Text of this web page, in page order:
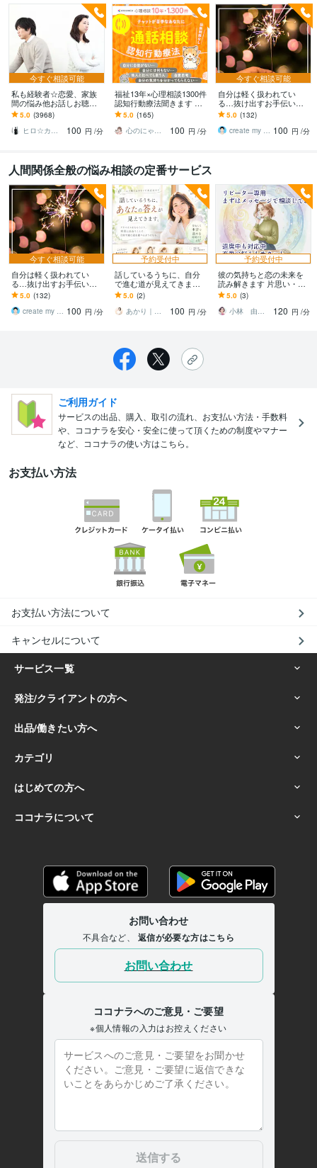
今すぐ相談可能
私も経験者☆恋愛、家族
間の悩み他お話しお聴き
します 心理カウンセラー
が恋愛・復縁・夫婦問題
等☆解決策を共有します
5.0 (3968)
ヒロ☆カウンセリング＆コンサルティング
100 円 /分
福祉13年×心理相談1300件
認知行動療法聞きます コ
コナラ10年1300件で人間
関係の悩みに寄り添いア
ドバイス
5.0 (165)
心のにゃん友 ゆかこ【うつ・復縁相談】
100 円 /分
今すぐ相談可能
自分は軽く扱われてい
る…抜け出すお手伝いを
します バカにされる、都
合よく使われる、マウン
トを取られるとき
5.0 (132)
create my life 100 円 /分
人間関係全般の悩み相談の定番サービス
今すぐ相談可能
自分は軽く扱われてい
る…抜け出すお手伝いを
します バカにされる、都
合よく使われる、マウン
トを取られるとき
5.0 (132)
create my life 100 円 /分
予約受付中
話しているうちに、自分
で進む道が見えてきます
モヤモヤの奥にある、本
当の気持ちを一緒に見つ
けます
5.0 (2)
あかり｜あなたの本音を映し出す鏡に
100 円 /分
予約受付中
彼の気持ちと恋の未来を
読み解きます 片思い・本
音リーディングタロット
｜安心のリピーター限定
5.0 (3)
小林 由枝（ こばやし ゆき）
120 円 /分
ご利用ガイド
サービスの出品、購入、取引の流れ、お支払い方法・手数料
や、ココナラを安心・安全に使って頂くための制度やマナー
など、ココナラの使い方はこちら。
お支払い方法
お支払い方法について
キャンセルについて